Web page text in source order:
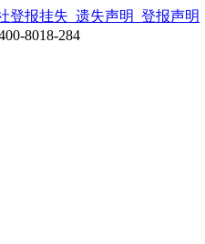
登报挂失_遗失声明_登报声明
8018-284